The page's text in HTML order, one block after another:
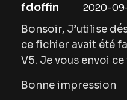
fdoffin 2020-
Bonsoir, J’utilise
ce fichier avait été
V5. Je vous envoi
Bonne impression